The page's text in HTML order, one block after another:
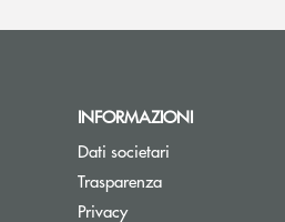
INFORMAZIONI
Dati societari
Trasparenza
PrivacyApre una nuova finestra